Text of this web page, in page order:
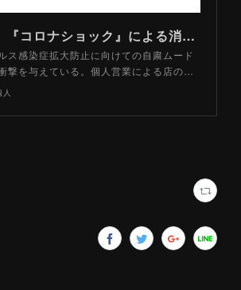
【緊急提言】『コロナショック』による消費冷え込みに対して、飲食店が今出来る３つのこと。（山路力也） - Yahoo!ニュース
ス感染症拡大防止に向けての自粛ムード
撃を与えている。個人営業による店の…